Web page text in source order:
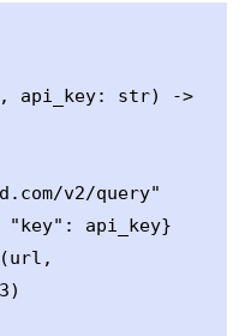
api_key: str) ->
v2/query"